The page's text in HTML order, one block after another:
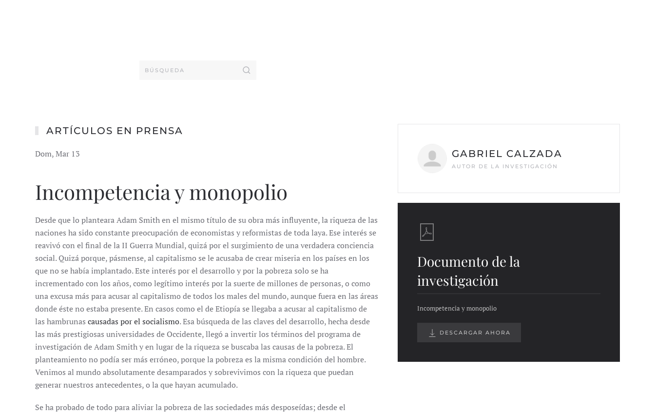
ARTÍCULOS EN PRENSA
Dom, Mar 13
Incompetencia y monopolio
Desde que lo planteara Adam Smith en el mismo título de su obra más influyente, la riqueza de las
naciones ha sido constante preocupación de economistas y reformistas de toda laya. Ese interés se
reavivó con el final de la II Guerra Mundial, quizá por el surgimiento de una verdadera conciencia
social. Quizá porque, pásmense, al capitalismo se le acusaba de crear miseria en los países en los
que no se había implantado. Este interés por el desarrollo y por la pobreza solo se ha
incrementado con los años, como legítimo interés por la suerte de millones de personas, o como
una excusa más para acusar al capitalismo de todos los males del mundo, aunque fuera en las áreas
donde éste no estaba presente. En casos como el de Etiopía se llegaba a acusar al capitalismo de
las hambrunas causadas por el socialismo. Esa búsqueda de las claves del desarrollo, hecha desde
las más prestigiosas universidades de Occidente, llegó a invertir los términos del programa de
investigación de Adam Smith y en lugar de la riqueza se buscaba las causas de la pobreza. El
planteamiento no podía ser más erróneo, porque la pobreza es la misma condición del hombre.
Venimos al mundo absolutamente desamparados y sobrevivimos con la riqueza que puedan
generar nuestros antecedentes, o la que hayan acumulado.
Se ha probado de todo para aliviar la pobreza de las sociedades más desposeídas; desde el
GABRIEL CALZADA
AUTOR DE LA INVESTIGACIÓN
Documento de la
investigación
Incompetencia y monopolio
DESCARGAR AHORA